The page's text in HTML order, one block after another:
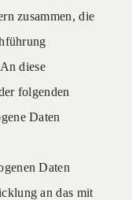
zusammen, die
diese
folgenden
Daten
Daten
an das mit